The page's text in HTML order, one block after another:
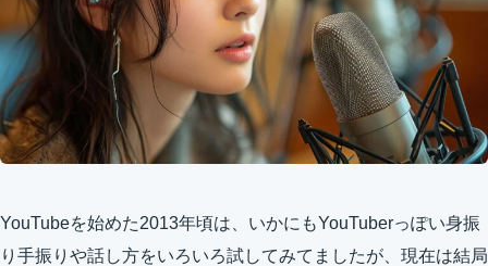
YouTubeを始めた2013年頃は、いかにもYouTuberっぽい身振
り手振りや話し方をいろいろ試してみてましたが、現在は結局